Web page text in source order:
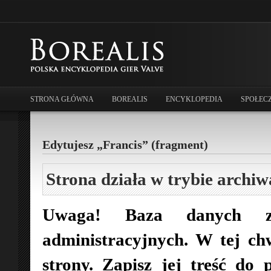
STRONA GŁÓWNA BOREALIS ENCYKLOPEDIA
Edytujesz „Francis” (fragment)
Strona działa w trybie
Uwaga! Baza danych
administracyjnych. W tej
strony. Zapisz jej treść do